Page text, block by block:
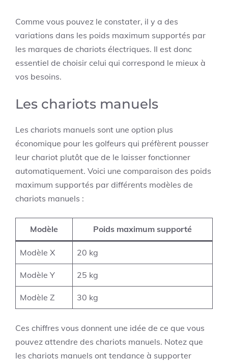
Comme vous pouvez le constater, il y a des
variations dans les poids maximum supportés par
les marques de chariots électriques. Il est donc
essentiel de choisir celui qui correspond le mieux à
vos besoins.
Les chariots manuels
Les chariots manuels sont une option plus
économique pour les golfeurs qui préfèrent pousser
leur chariot plutôt que de le laisser fonctionner
automatiquement. Voici une comparaison des poids
maximum supportés par différents modèles de
chariots manuels :
Modèle Poids maximum supporté
Modèle X 20 kg
Modèle Y 25 kg
Modèle Z 30 kg
Ces chiffres vous donnent une idée de ce que vous
pouvez attendre des chariots manuels. Notez que
les chariots manuels ont tendance à supporter